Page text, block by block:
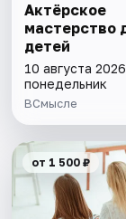
Актёрское
мастерство
детей
10 августа 2026
понедельник
ВСмысле
от 1 500 ₽